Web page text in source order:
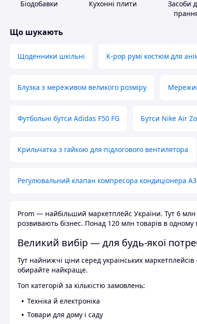
Біодобавки Кухонні плити
Засоби
Що шукають
Щоденники шкільні K-pop румі костюм для
Блузка з мереживом великого розміру
Футбольні бутси Adidas F50 FG Бутси Nike Air
Крильчатка з гайкою для підлогового вентилятора
Регулювальний клапан компресора кондиціонера А3
Prom — найбільший маркетплейс України. Тут 6 млн
розвивають бізнес. Понад 120 млн товарів в одному
Великий вибір — для будь-якої
Тут найнижчі ціни серед українських
обирайте найкраще.
Топ категорій за кількістю замовлень:
Техніка й електроніка
Товари для дому і саду